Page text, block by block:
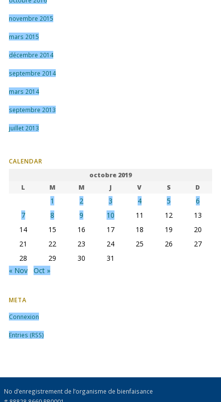
novembre 2015
mars 2015
décembre 2014
septembre 2014
mars 2014
septembre 2013
juillet 2013
CALENDAR
octobre 2019
L
M M J V S D
1 2 3 4 5
6
7
8 9 10 11 12
13
14
15 16 17 18 19
20
21
22 23 24 25 26
27
28
29 30
31
« Nov
Oct »
META
Connexion
Entries (RSS)
No d’enregistrement de l’organisme de bienfaisance